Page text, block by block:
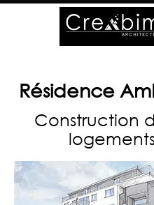
Résidence
Construction